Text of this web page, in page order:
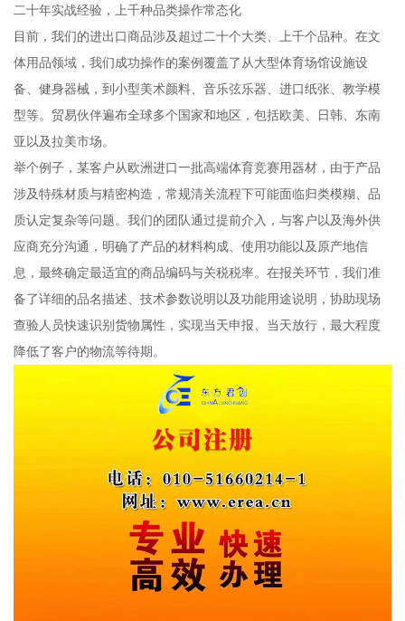
二十年实战经验，上千种品类操作常态化
目前，我们的进出口商品涉及超过二十个大类、上千个品种。在文
体用品领域，我们成功操作的案例覆盖了从大型体育场馆设施设
备、健身器械，到小型美术颜料、音乐弦乐器、进口纸张、教学模
型等。贸易伙伴遍布全球多个国家和地区，包括欧美、日韩、东南
亚以及拉美市场。
举个例子，某客户从欧洲进口一批高端体育竞赛用器材，由于产品
涉及特殊材质与精密构造，常规清关流程下可能面临归类模糊、品
质认定复杂等问题。我们的团队通过提前介入，与客户以及海外供
应商充分沟通，明确了产品的材料构成、使用功能以及原产地信
息，最终确定最适宜的商品编码与关税税率。在报关环节，我们准
备了详细的品名描述、技术参数说明以及功能用途说明，协助现场
查验人员快速识别货物属性，实现当天申报、当天放行，最大程度
降低了客户的物流等待期。